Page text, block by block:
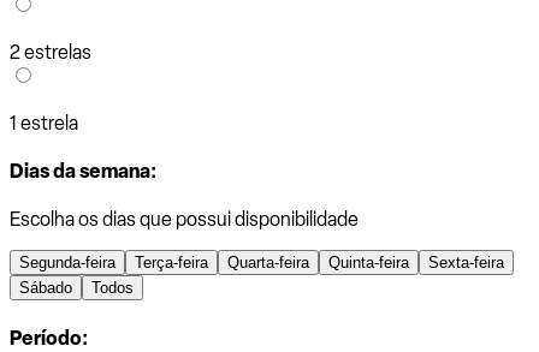
2 estrelas
1 estrela
Dias da semana:
Escolha os dias que possui disponibilidade
Segunda-feira Terça-feira Quarta-feira Quinta-feira
Sexta-feira
Sábado
Todos
Período: